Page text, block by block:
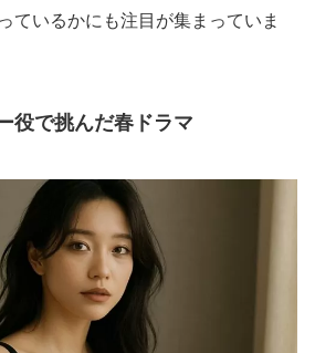
ているかにも注目が集まっていま
役で挑んだ春ドラマ